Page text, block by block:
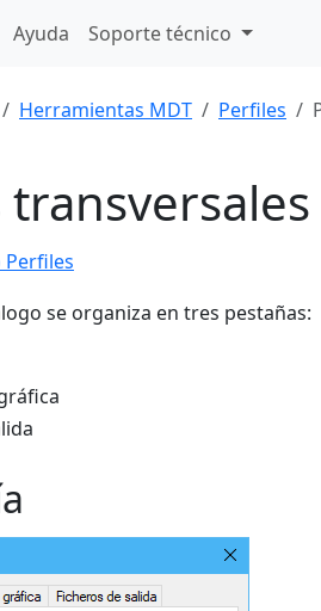
Ayuda Soporte técnico
Herramientas MDT Perfiles
se organiza en tres pestañas: